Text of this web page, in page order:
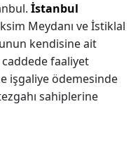
İstanbul
Meydanı ve İstiklal
kendisine ait
faaliyet
işgaliye ödemesinde
sahiplerine